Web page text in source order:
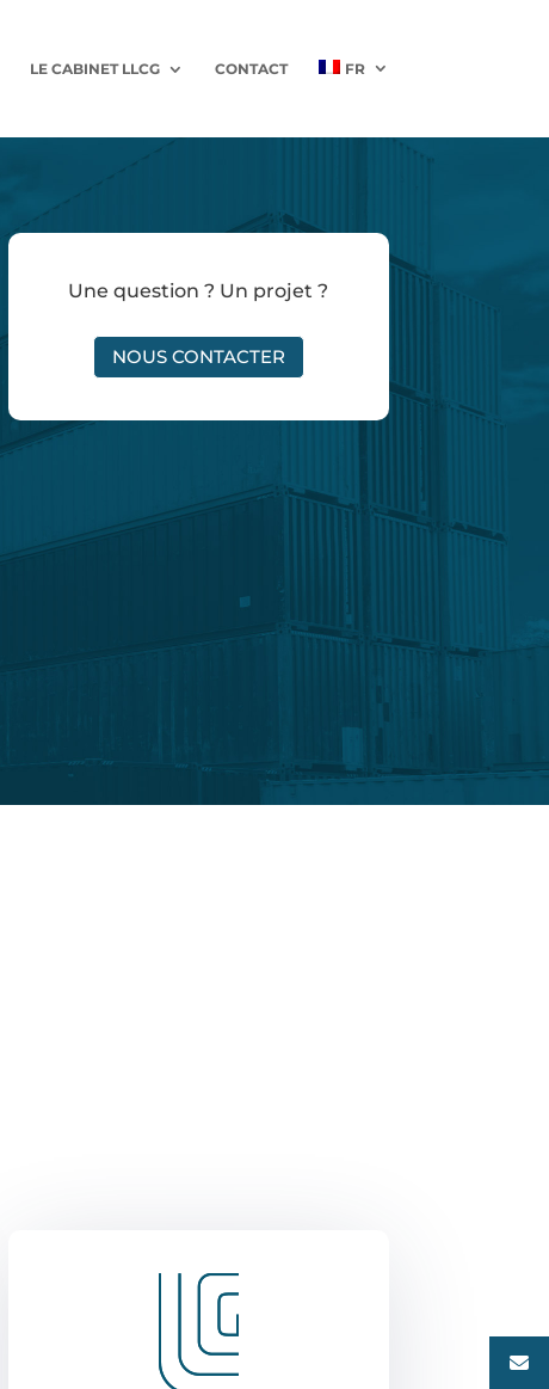
LE CABINET LLCG CONTACT FR
Une question ? Un projet ?
NOUS CONTACTER